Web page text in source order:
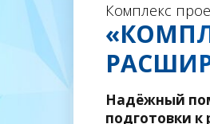
Комплекс
Надёжный
подготовки